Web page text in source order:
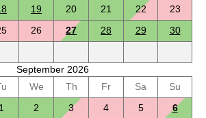
19 20 21 22
23
26 27 28 29
30
September 2026
We Th Fr Sa
Su
1 2 3 4 5
6